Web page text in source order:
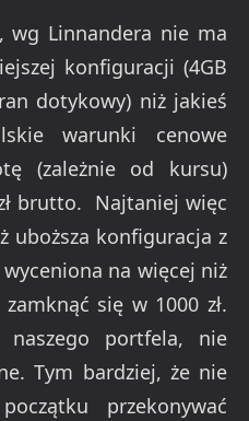
wg Linnandera nie ma
konfiguracji (4GB
dotykowy) niż jakieś
warunki cenowe
(zależnie od kursu)
brutto. Najtaniej więc
uboższa konfiguracja z
na więcej niż
się w 1000 zł.
portfela, nie
Tym bardziej, że nie
przekonywać